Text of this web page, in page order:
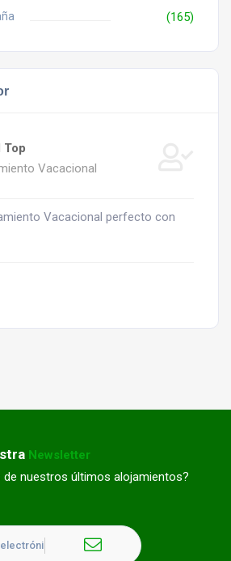
(165)
Top
Vacacional
Vacacional perfecto con
Newsletter
de nuestros últimos alojamientos?